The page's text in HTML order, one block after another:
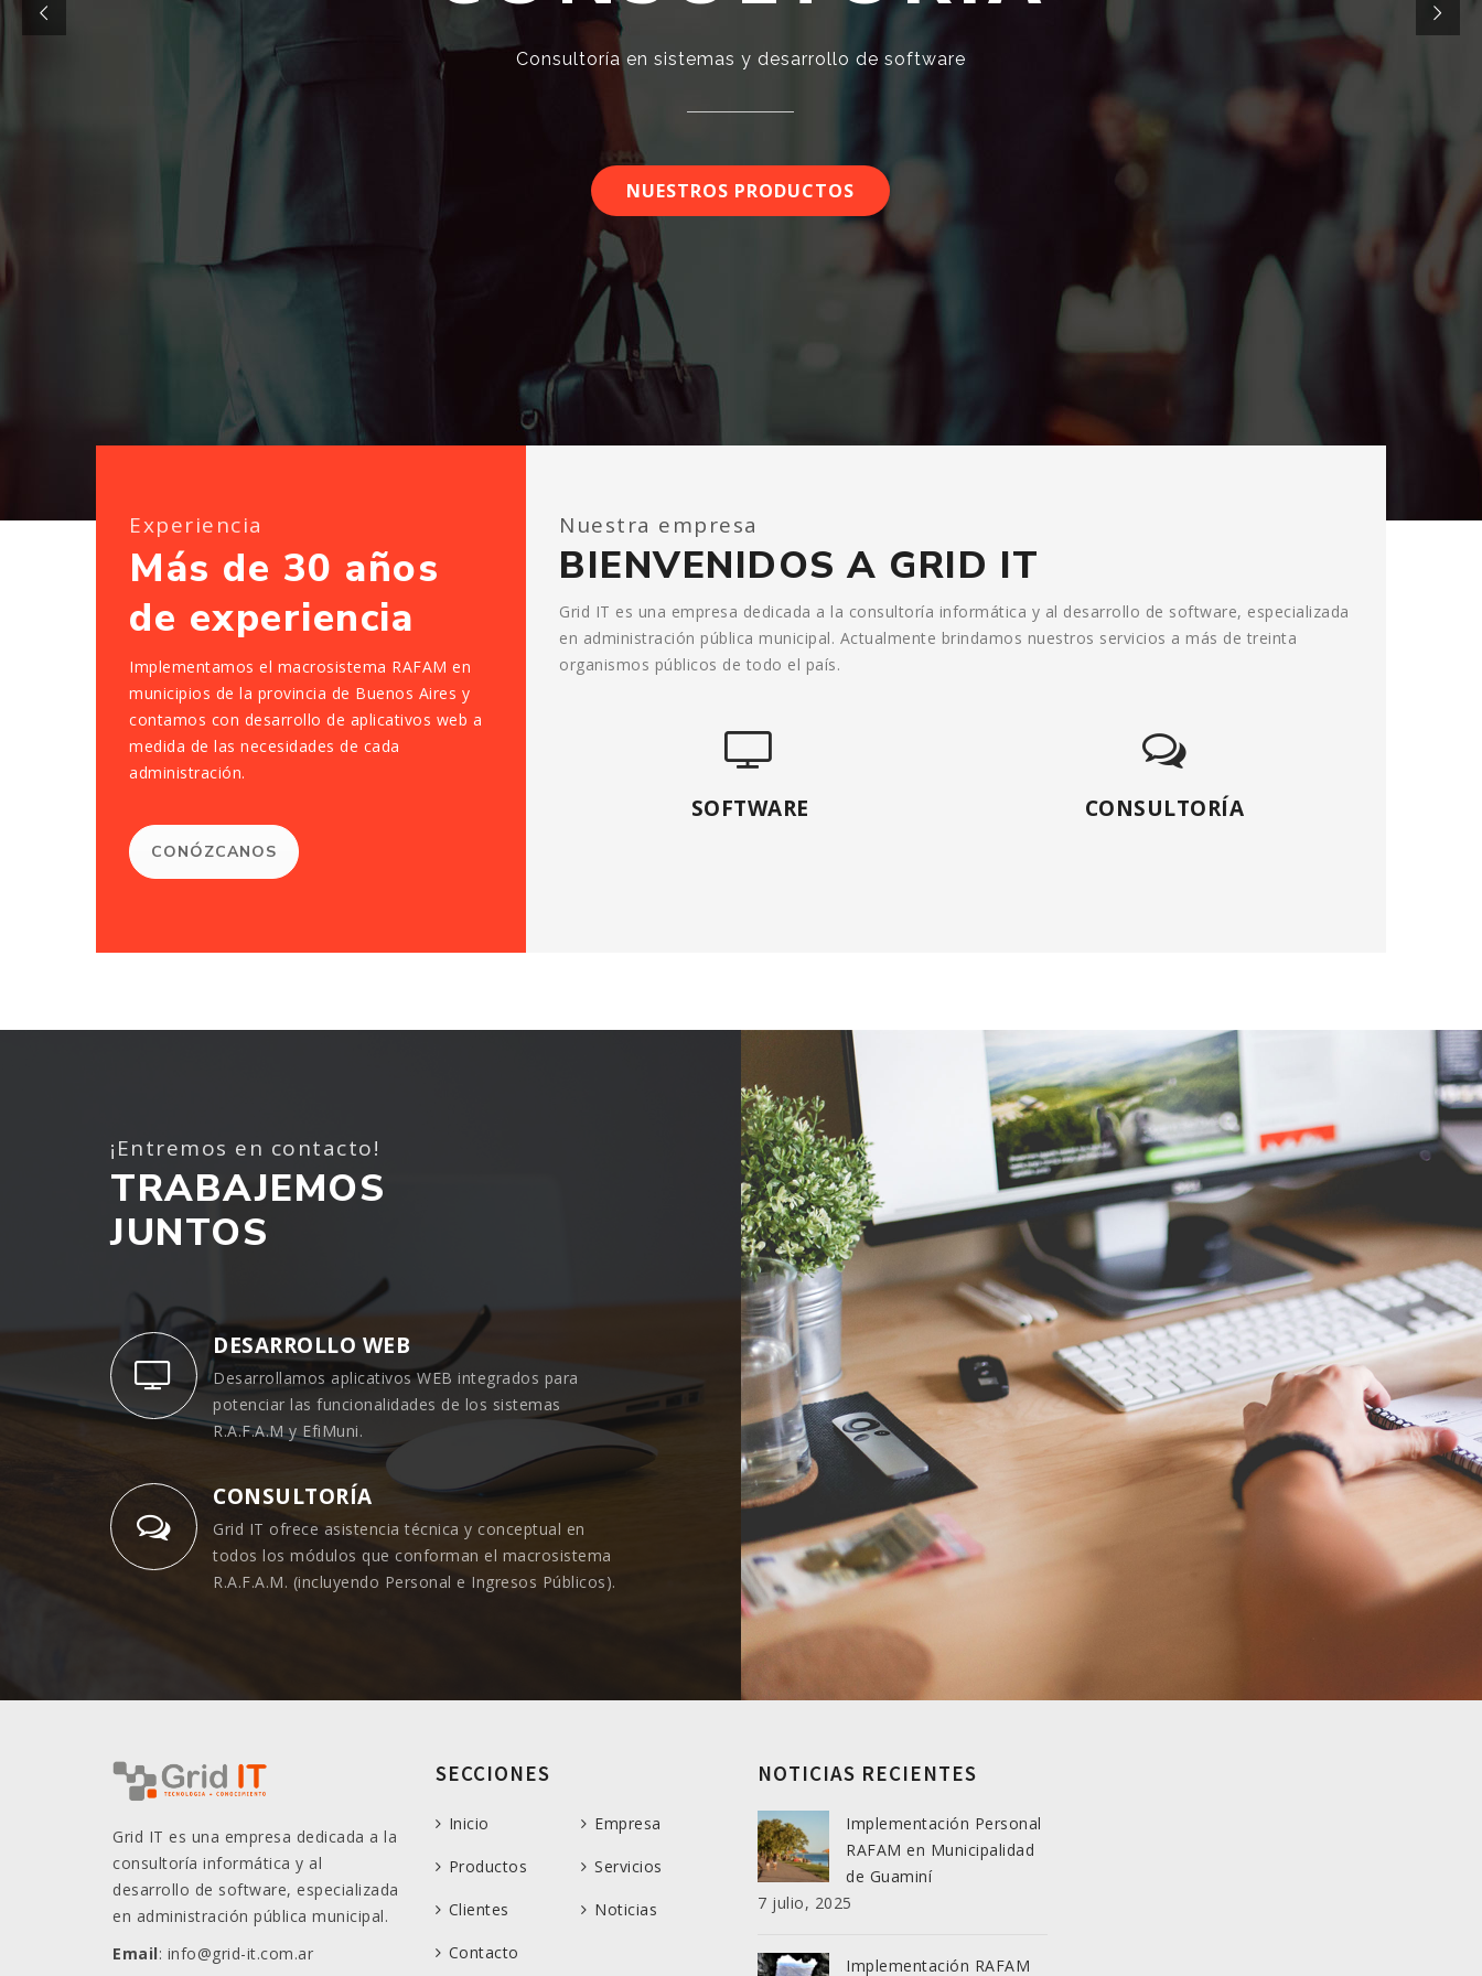
Consultoría en sistemas y desarrollo de software
NUESTROS PRODUCTOS
Experiencia
Más de 30 años
de experiencia
Implementamos el macrosistema RAFAM en
municipios de la provincia de Buenos Aires y
contamos con desarrollo de aplicativos web a
medida de las necesidades de cada
administración.
CONÓZCANOS
Nuestra empresa
BIENVENIDOS A GRID IT
Grid IT es una empresa dedicada a la consultoría informática y al desarrollo de software, especializada
en administración pública municipal. Actualmente brindamos nuestros servicios a más de treinta
organismos públicos de todo el país.
SOFTWARE CONSULTORÍA
¡Entremos en contacto!
TRABAJEMOS
JUNTOS
DESARROLLO WEB
Desarrollamos aplicativos WEB integrados para
potenciar las funcionalidades de los sistemas
R.A.F.A.M y EfiMuni.
CONSULTORÍA
Grid IT ofrece asistencia técnica y conceptual en
todos los módulos que conforman el macrosistema
R.A.F.A.M. (incluyendo Personal e Ingresos Públicos).
Grid IT es una empresa dedicada a la
consultoría informática y al
desarrollo de software, especializada
en administración pública municipal.
Email: info@grid-it.com.ar
SECCIONES
Inicio Empresa
Productos Servicios
Clientes Noticias
Contacto
NOTICIAS RECIENTES
Implementación Personal
RAFAM en Municipalidad
de Guaminí
7 julio, 2025
Implementación RAFAM